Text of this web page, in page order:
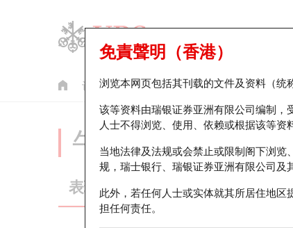
认股证 牛熊证 美股指数产品 轮证市场
免責聲明（香港）
浏览本网页包括其刊载的文件及资料（统
该等资料由瑞银证券亚洲有限公司编制，
人士不得浏览、使用、依赖或根据该等资
当地法律及法规或会禁止或限制阁下浏
规，瑞士银行、瑞银证券亚洲有限公司及
此外，若任何人士或实体就其所居住地
担任何责任。
牛熊证分析仪
表现 街货统计 比较